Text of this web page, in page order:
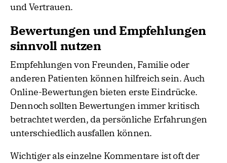
und Vertrauen.
Bewertungen und Empfehlungen
sinnvoll nutzen
Empfehlungen von Freunden, Familie oder
anderen Patienten können hilfreich sein. Auch
Online-Bewertungen bieten erste Eindrücke.
Dennoch sollten Bewertungen immer kritisch
betrachtet werden, da persönliche Erfahrungen
unterschiedlich ausfallen können.
Wichtiger als einzelne Kommentare ist oft der